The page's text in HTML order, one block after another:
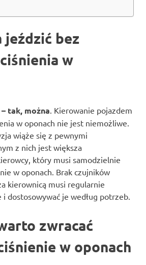
jeździć bez
w
tak, można. Kierowanie pojazdem
w oponach nie jest niemożliwe.
wiąże się z pewnymi
z nich jest większa
który musi samodzielnie
w oponach. Brak czujników
kierownicą musi regularnie
i dostosowywać je według potrzeb.
zwracać
w oponach